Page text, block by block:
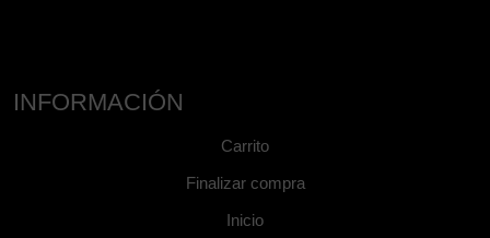
INFORMACIÓN
Carrito
Finalizar compra
Inicio